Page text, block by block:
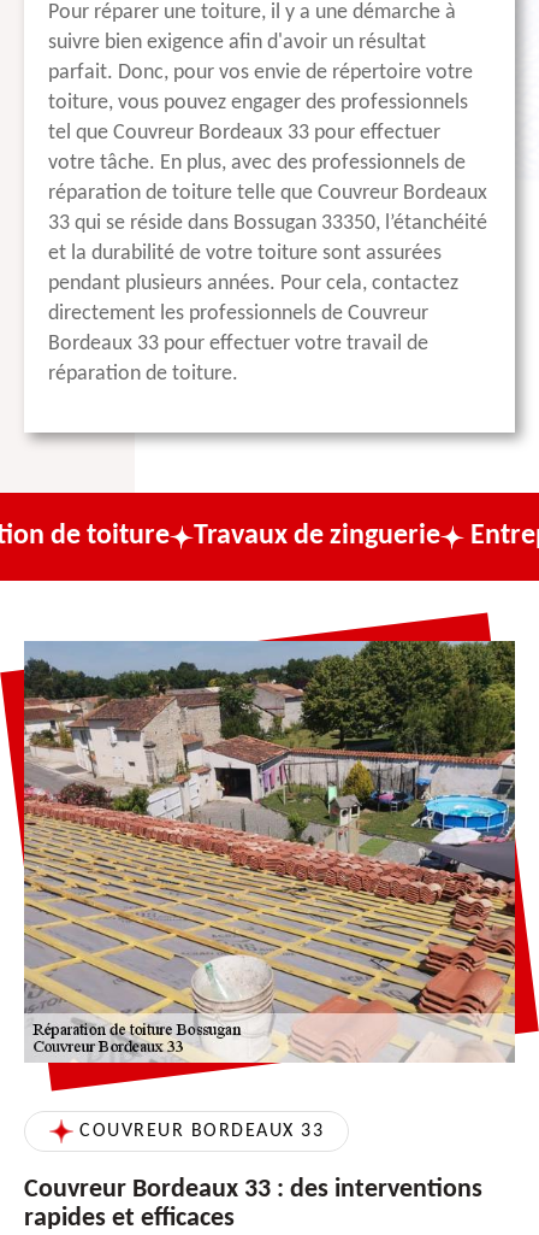
Pour réparer une toiture, il y a une démarche à
suivre bien exigence afin d'avoir un résultat
parfait. Donc, pour vos envie de répertoire votre
toiture, vous pouvez engager des professionnels
tel que Couvreur Bordeaux 33 pour effectuer
votre tâche. En plus, avec des professionnels de
réparation de toiture telle que Couvreur Bordeaux
33 qui se réside dans Bossugan 33350, l’étanchéité
et la durabilité de votre toiture sont assurées
pendant plusieurs années. Pour cela, contactez
directement les professionnels de Couvreur
Bordeaux 33 pour effectuer votre travail de
réparation de toiture.
Travaux de zinguerie Entreprise de
COUVREUR BORDEAUX 33
Couvreur Bordeaux 33 : des interventions
rapides et efficaces